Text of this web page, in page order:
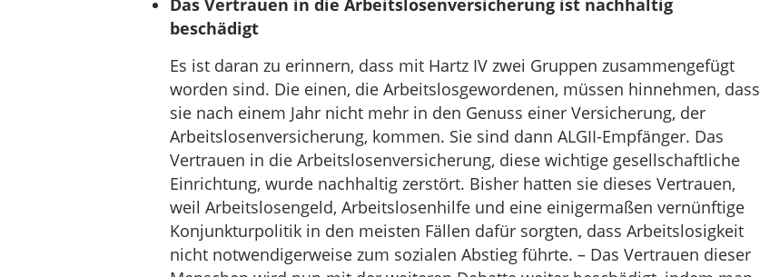
Das Vertrauen in die Arbeitslosenversicherung ist nachhaltig
beschädigt
Es ist daran zu erinnern, dass mit Hartz IV zwei Gruppen zusammengefügt
worden sind. Die einen, die Arbeitslosgewordenen, müssen hinnehmen, dass
sie nach einem Jahr nicht mehr in den Genuss einer Versicherung, der
Arbeitslosenversicherung, kommen. Sie sind dann ALGII-Empfänger. Das
Vertrauen in die Arbeitslosenversicherung, diese wichtige gesellschaftliche
Einrichtung, wurde nachhaltig zerstört. Bisher hatten sie dieses Vertrauen,
weil Arbeitslosengeld, Arbeitslosenhilfe und eine einigermaßen vernünftige
Konjunkturpolitik in den meisten Fällen dafür sorgten, dass Arbeitslosigkeit
nicht notwendigerweise zum sozialen Abstieg führte. – Das Vertrauen dieser